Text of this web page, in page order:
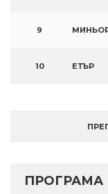
9
10 ЕТЪР
ПРОГРАМА